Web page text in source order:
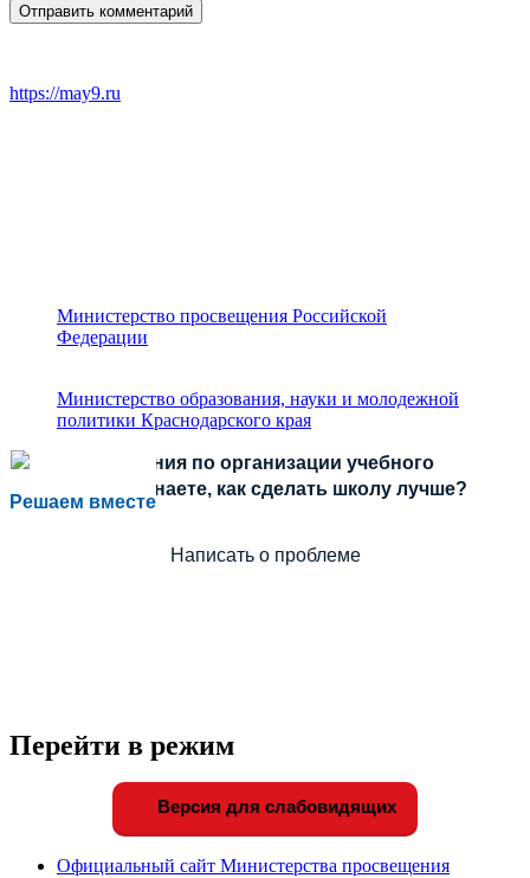
https://may9.ru
Министерство просвещения Российской
Федерации
Министерство образования, науки и молодежной
политики Краснодарского края
Решаем вместе
Есть предложения по организации учебного
процесса или знаете, как сделать школу лучше?
Написать о проблеме
Перейти в режим
Версия для слабовидящих
Официальный сайт Министерства просвещения